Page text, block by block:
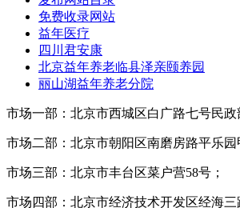
免费收录网站
益年医疗
四川君安康
北京益年养老临县泽亲颐养园
丽山湖益年养老分院
市场一部：北京市西城区白广路七号民政
市场二部：北京市朝阳区南磨房路平乐园
市场三部：北京市丰台区菜户营58号；
市场四部：北京市经济技术开发区经海三